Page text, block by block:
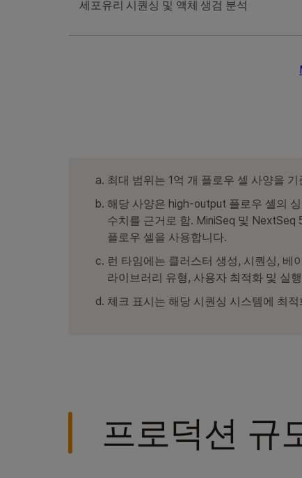
세포유리 시퀀싱 및 액체 생검 분석
최대 범위는 1억 개 플로우 셀 사양을
해당 사양은 high-output 플로우 셀의
수치를 근거로 함. MiniSeq 및
플로우 셀을 사용합니다.
런 타임에는 클러스터 생성, 시퀀싱, 베
라이브러리 유형, 사용자 최적화 및 실
체크 표시는 해당 시퀀싱 시스템에 최
프로덕션 규